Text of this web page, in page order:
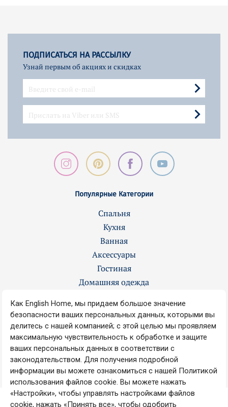
ПОДПИСАТЬСЯ НА РАССЫЛКУ
Узнай первым об акциях и скидках
Популярные Категории
Спальня
Кухня
Ванная
Аксессуары
Гостиная
Домашняя одежда
Контакты
О нас
Вакансии
Наши магазины
Copyright © 2008-2025 ENGLISH HOME Все права защищены.